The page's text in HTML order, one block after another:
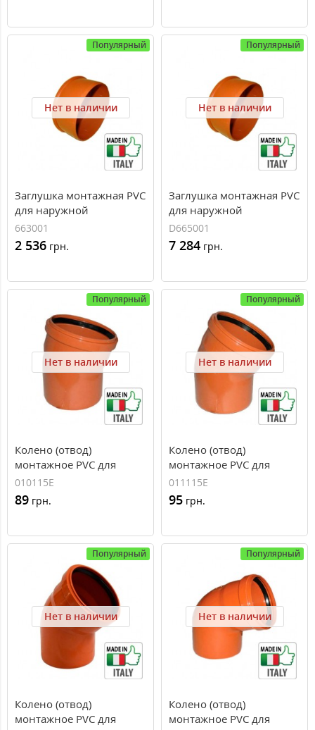
Популярный
Нет в наличии
Заглушка монтажная PVC
для наружной
канализации Redi O315
663001
2 536 грн.
Популярный
Нет в наличии
Заглушка монтажная PVC
для наружной
канализации Redi O500
D665001
7 284 грн.
Популярный
Нет в наличии
Колено (отвод)
монтажное PVC для
наружной канализации
Redi O110x15°
010115E
89 грн.
Популярный
Нет в наличии
Колено (отвод)
монтажное PVC для
наружной канализации
Redi O110x30°
011115E
95 грн.
Популярный
Нет в наличии
Колено (отвод)
монтажное PVC для
Популярный
Нет в наличии
Колено (отвод)
монтажное PVC для